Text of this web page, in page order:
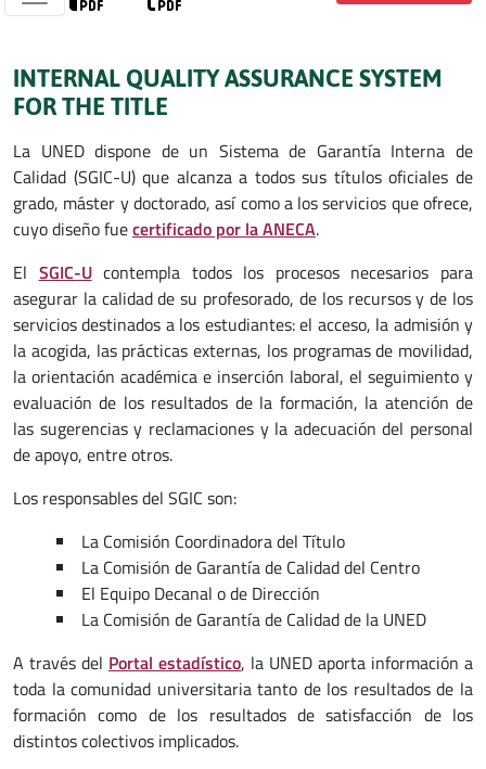
INTERNAL QUALITY ASSURANCE SYSTEM
FOR THE TITLE
La UNED dispone de un Sistema de Garantía Interna de
Calidad (SGIC-U) que alcanza a todos sus títulos oficiales de
grado, máster y doctorado, así como a los servicios que ofrece,
cuyo diseño fuecertificado por la ANECA.
El SGIC-Ucontempla todos los procesos necesarios para
asegurar la calidad de su profesorado, de los recursos y de los
servicios destinados a los estudiantes: el acceso, la admisión y
la acogida, las prácticas externas, los programas de movilidad,
la orientación académica e inserción laboral, el seguimiento y
evaluación de los resultados de la formación, la atención de
las sugerencias y reclamaciones y la adecuación del personal
de apoyo, entre otros.
Los responsables del SGIC son:
La Comisión Coordinadora del Título
La Comisión de Garantía de Calidad del Centro
El Equipo Decanal o de Dirección
La Comisión de Garantía de Calidad de la UNED
A través del Portal estadístico, la UNED aporta información a
toda la comunidad universitaria tanto de los resultados de la
formación como de los resultados de satisfacción de los
distintos colectivos implicados.